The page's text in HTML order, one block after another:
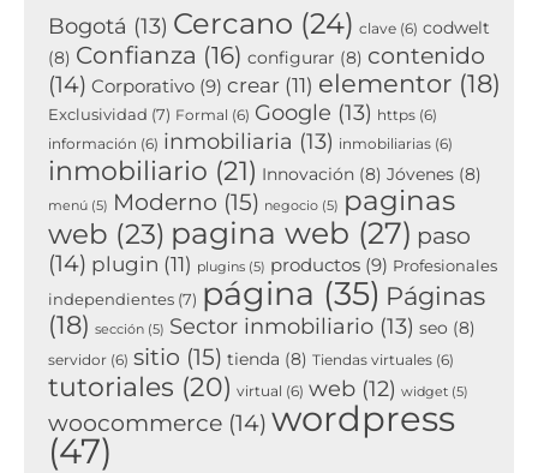
Bogotá (13) Cercano (24) clave (6) codwelt
(8) Confianza (16) configurar (8) contenido
(14) Corporativo (9) crear (11) elementor (18)
Exclusividad (7) Formal (6) Google (13) https (6)
información (6) inmobiliaria (13) inmobiliarias (6)
inmobiliario (21) Innovación (8) Jóvenes (8)
menú (5) Moderno (15) negocio (5) paginas
web (23) pagina web (27) paso
(14) plugin (11) plugins (5) productos (9) Profesionales
independientes (7) página (35) Páginas
(18) sección (5) Sector inmobiliario (13) seo (8)
servidor (6) sitio (15) tienda (8) Tiendas virtuales (6)
tutoriales (20) virtual (6) web (12) widget (5)
woocommerce (14) wordpress
(47)